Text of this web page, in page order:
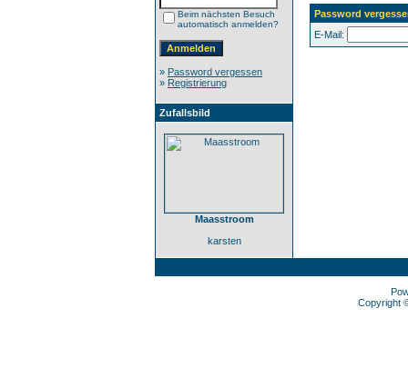
Beim nächsten Besuch
automatisch anmelden?
» Password vergessen
» Registrierung
Zufallsbild
Maasstroom
karsten
Password
E-Mail:
Copyright